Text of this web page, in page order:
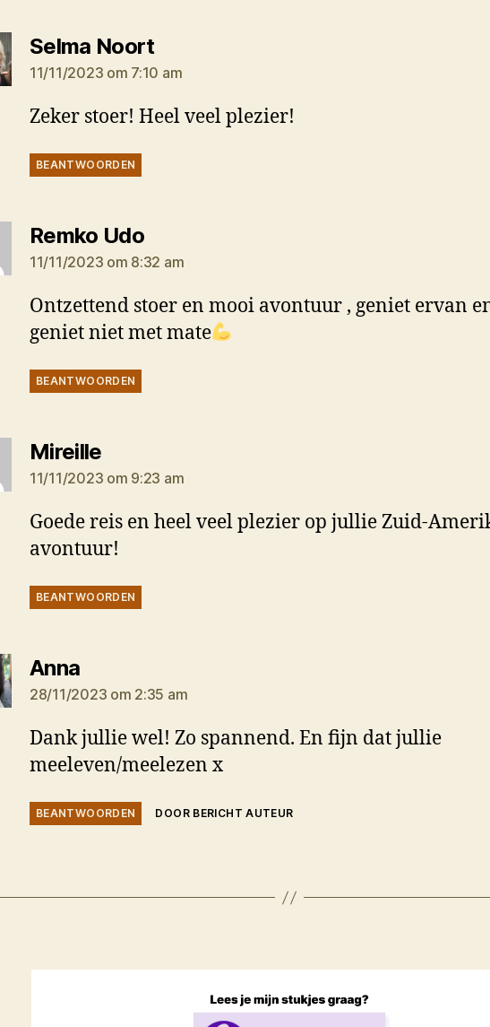
Selma Noortzegt:
11/11/2023 om 7:10 am
Zeker stoer! Heel veel plezier!
BEANTWOORDEN
Remko Udozegt:
11/11/2023 om 8:32 am
Ontzettend stoer en mooi avontuur , geniet ervan
geniet niet met mate
BEANTWOORDEN
Mireillezegt:
11/11/2023 om 9:23 am
Goede reis en heel veel plezier op jullie Zuid-
avontuur!
BEANTWOORDEN
Annazegt:
28/11/2023 om 2:35 am
Dank jullie wel! Zo spannend. En fijn dat jullie
meeleven/meelezen x
BEANTWOORDEN DOOR BERICHT AUTEUR